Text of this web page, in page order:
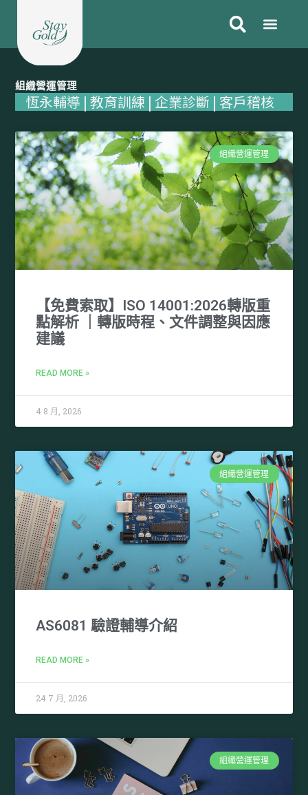
組織營運管理
恆永輔導 | 教育訓練 | 企業診斷 | 客戶稽核
組織營運管理
【免費索取】ISO 14001:2026轉版重
點解析 ｜轉版時程、文件調整與因應
建議
READ MORE »
4 8 月, 2026
組織營運管理
AS6081 驗證輔導介紹
READ MORE »
24 7 月, 2026
組織營運管理